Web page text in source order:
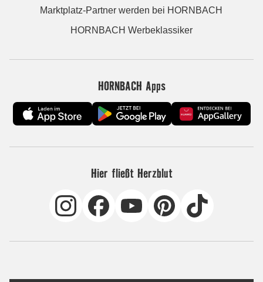
Marktplatz-Partner werden bei HORNBACH
HORNBACH Werbeklassiker
HORNBACH Apps
Hier fließt Herzblut